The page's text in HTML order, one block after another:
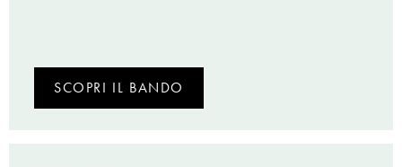
SCOPRI IL BANDO